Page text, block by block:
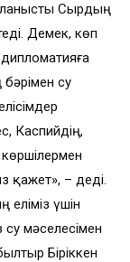
Сырдың
Демек, көп
бәрімен су
Каспийдің,
қажет», – деді.
үшін
су мәселесімен
Біріккен